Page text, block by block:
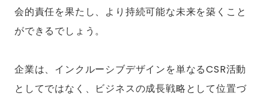
会的責任を果たし、より持続可能な未来を築くこと
ができるでしょう。
企業は、インクルーシブデザインを単なるCSR活動
としてではなく、ビジネスの成長戦略として位置づ